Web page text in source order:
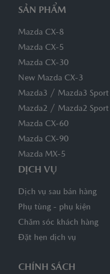
SẢN PHẨM
Mazda CX-8
Mazda CX-5
Mazda CX-30
New Mazda CX-3
Mazda3 / Mazda3 Sport
Mazda2 / Mazda2 Sport
Mazda CX-60
Mazda CX-90
Mazda MX-5
DỊCH VỤ
Dịch vụ sau bán hàng
Phụ tùng - phụ kiện
Chăm sóc khách hàng
Đặt hẹn dịch vụ
CHÍNH SÁCH